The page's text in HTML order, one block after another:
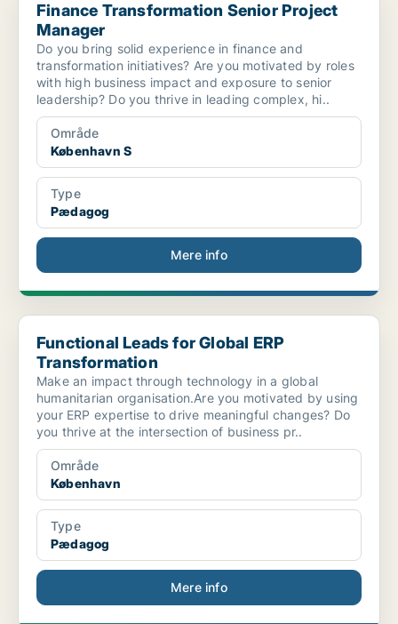
Finance Transformation Senior Project
Manager
Do you bring solid experience in finance and
transformation initiatives? Are you motivated by roles
with high business impact and exposure to senior
leadership? Do you thrive in leading complex, hi..
Område
København S
Type
Pædagog
Mere info
Functional Leads for Global ERP Transformation
Functional Leads for Global ERP
Transformation
Make an impact through technology in a global
humanitarian organisation.Are you motivated by using
your ERP expertise to drive meaningful changes? Do
you thrive at the intersection of business pr..
Område
København
Type
Pædagog
Mere info